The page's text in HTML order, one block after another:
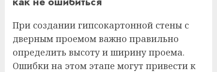
При создании гипсокартонной стены с
дверным проемом важно правильно
определить высоту и ширину проема.
Ошибки на этом этапе могут привести к